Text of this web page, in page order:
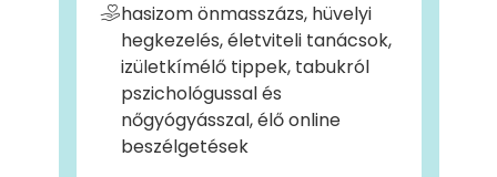
hasizom önmasszázs, hüvelyi
hegkezelés, életviteli tanácsok,
izületkímélő tippek, tabukról
pszichológussal és
nőgyógyásszal, élő online
beszélgetések